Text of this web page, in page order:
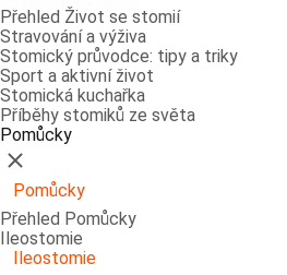
Přehled Život se stomií
Stravování a výživa
Stomický průvodce: tipy a triky
Sport a aktivní život
Stomická kuchařka
Příběhy stomiků ze světa
Pomůcky
Zavřít
Pomůcky
Přehled Pomůcky
Ileostomie
Ileostomie